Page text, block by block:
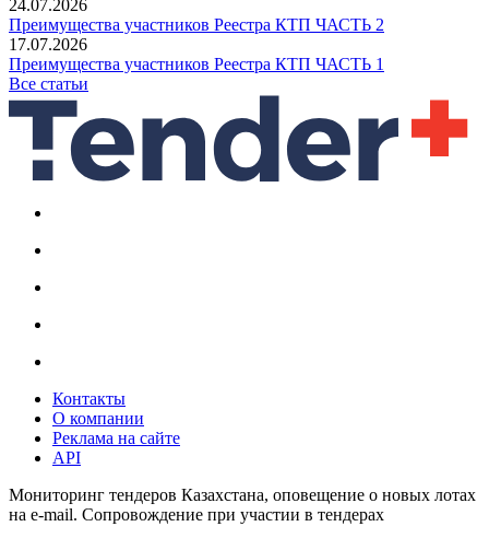
24.07.2026
Преимущества участников Реестра КТП ЧАСТЬ 2
17.07.2026
Преимущества участников Реестра КТП ЧАСТЬ 1
Все статьи
Контакты
О компании
Реклама на сайте
API
Мониторинг тендеров Казахстана, оповещение о новых лотах
на e-mail. Сопровождение при участии в тендерах